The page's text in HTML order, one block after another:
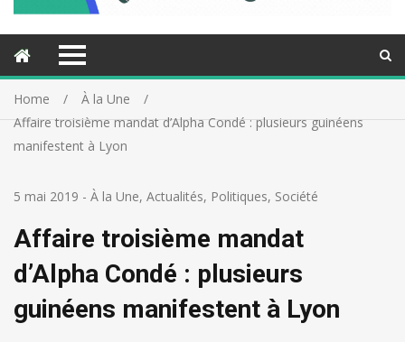
Home
À la Une
Affaire troisième mandat d’Alpha Condé : plusieurs guinéens
manifestent à Lyon
5 mai 2019 - À la Une, Actualités, Politiques, Société
Affaire troisième mandat
d’Alpha Condé : plusieurs
guinéens manifestent à Lyon